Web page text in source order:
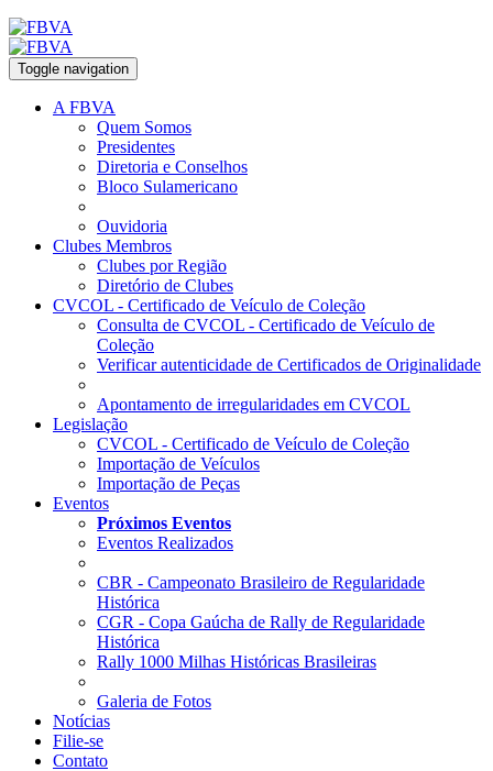
Toggle navigation
A FBVA
Quem Somos
Presidentes
Diretoria e Conselhos
Bloco Sulamericano
Ouvidoria
Clubes Membros
Clubes por Região
Diretório de Clubes
CVCOL - Certificado de Veículo de Coleção
Consulta de CVCOL - Certificado de Veículo de
Coleção
Verificar autenticidade de Certificados de Originalidade
Apontamento de irregularidades em CVCOL
Legislação
CVCOL - Certificado de Veículo de Coleção
Importação de Veículos
Importação de Peças
Eventos
Próximos Eventos
Eventos Realizados
CBR - Campeonato Brasileiro de Regularidade
Histórica
CGR - Copa Gaúcha de Rally de Regularidade
Histórica
Rally 1000 Milhas Históricas Brasileiras
Galeria de Fotos
Notícias
Filie-se
Contato